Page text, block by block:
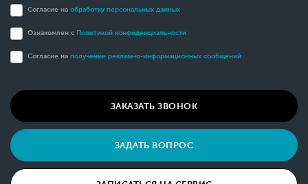
Согласие на обработку персональных данных
Ознакомлен с Политикой конфиденциальности
Согласие на получение рекламно-информационных сообщений
ЗАКАЗАТЬ ЗВОНОК
ЗАДАТЬ ВОПРОС